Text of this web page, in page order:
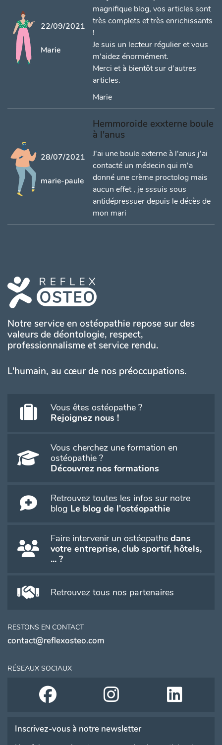
22/09/2021
Marie
magnifique blog, vos articles sont
très complets et très enrichissants
!
Je suis un lecteur régulier et vous
m'aidez énormément.
Merci et à bientôt sur d'autres
articles.
Marie
28/07/2021
marie-paule
Hemmoroide exxterne boule
à l'anus
J'ai une boule externe à l'anus j'ai
contacté un médecin qui m'a
donné une crème proctolog mais
aucun effet , je sssuis sous
antidépressuer depuis le décès de
mon mari
Notre service en ostéopathie repose sur des
valeurs de déontologie, respect,
professionnalisme et service rendu.
L'humain, au cœur de nos préoccupations.
Vous êtes ostéopathe ?
Rejoignez nous !
Vous cherchez une formation en
ostéopathie ?
Découvrez nos formations
Retrouvez toutes les infos sur notre
blog Le blog de l'ostéopathie
Faire intervenir un ostéopathe dans
votre entreprise, club sportif, hôtels,
... ?
Retrouvez tous nos partenaires
RESTONS EN CONTACT
contact@reflexosteo.com
RÉSEAUX SOCIAUX
Inscrivez-vous à notre newsletter